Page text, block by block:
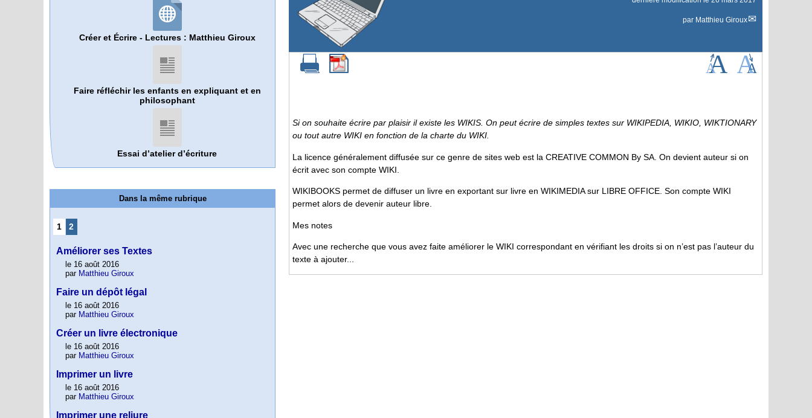
par Matthieu Giroux
Si on souhaite écrire par plaisir il existe les WIKIS. On peut écrire de simples textes sur WIKIPEDIA, WIKIO, WIKTIONARY
ou tout autre WIKI en fonction de la charte du WIKI.
La licence généralement diffusée sur ce genre de sites web est la CREATIVE COMMON By SA. On devient auteur si on
écrit avec son compte WIKI.
WIKIBOOKS permet de diffuser un livre en exportant sur livre en WIKIMEDIA sur LIBRE OFFICE. Son compte WIKI
permet alors de devenir auteur libre.
Mes notes
Avec une recherche que vous avez faite améliorer le WIKI correspondant en vérifiant les droits si on n’est pas l’auteur du
texte à ajouter...
Créer et Écrire - Lectures : Matthieu Giroux
Faire réfléchir les enfants en expliquant et en
philosophant
Essai d’atelier d’écriture
Dans la même rubrique
1 2
Améliorer ses Textes
le 16 août 2016
par Matthieu Giroux
Faire un dépôt légal
le 16 août 2016
par Matthieu Giroux
Créer un livre électronique
le 16 août 2016
par Matthieu Giroux
Imprimer un livre
le 16 août 2016
par Matthieu Giroux
Imprimer une reliure